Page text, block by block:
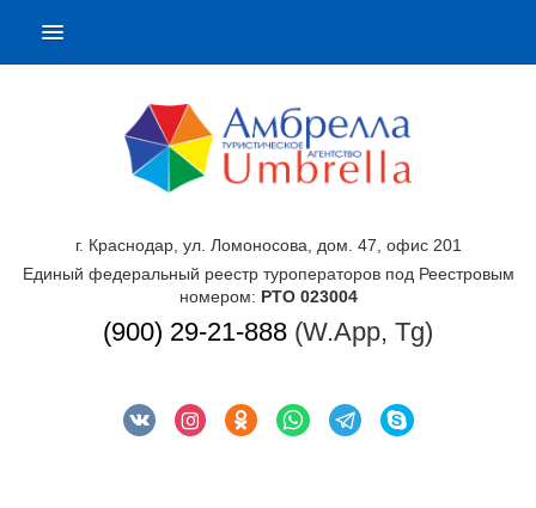
г. Краснодар, ул. Ломоносова, дом. 47, офис 201
Единый федеральный реестр туроператоров под Реестровым
номером: РТО 023004
(900) 29-21-888 (W.App, Tg)